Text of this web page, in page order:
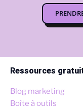
Ressources
Blog marketing
Boîte à outils